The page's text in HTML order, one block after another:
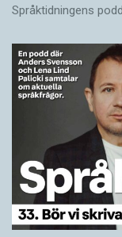
Språktidningens